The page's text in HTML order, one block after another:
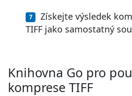
Získejte výsledek
TIFF jako samostatný
Knihovna Go pro
komprese TIFF